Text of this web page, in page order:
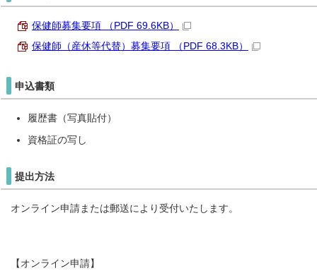
保健師募集要項 （PDF 69.6KB）
保健師（産休等代替）募集要項 （PDF 68.3KB）
申込書類
履歴書（写真貼付）
資格証の写し
提出方法
オンライン申請または郵送により受付いたします。
【オンライン申請】